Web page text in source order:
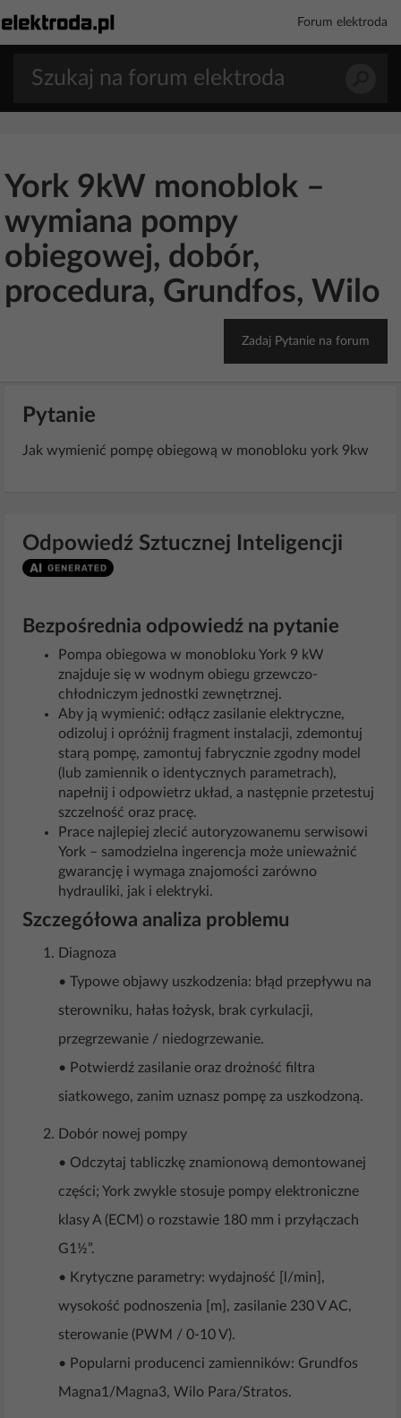
Forum elektroda
York 9kW monoblok –
wymiana pompy
obiegowej, dobór,
procedura, Grundfos, Wilo
Zadaj Pytanie na forum
Pytanie
Jak wymienić pompę obiegową w monobloku york 9kw
Odpowiedź Sztucznej Inteligencji
Bezpośrednia odpowiedź na pytanie
Pompa obiegowa w monobloku York 9 kW
znajduje się w wodnym obiegu grzewczo-
chłodniczym jednostki zewnętrznej.
Aby ją wymienić: odłącz zasilanie elektryczne,
odizoluj i opróżnij fragment instalacji, zdemontuj
starą pompę, zamontuj fabrycznie zgodny model
(lub zamiennik o identycznych parametrach),
napełnij i odpowietrz układ, a następnie przetestuj
szczelność oraz pracę.
Prace najlepiej zlecić autoryzowanemu serwisowi
York – samodzielna ingerencja może unieważnić
gwarancję i wymaga znajomości zarówno
hydrauliki, jak i elektryki.
Szczegółowa analiza problemu
Diagnoza
• Typowe objawy uszkodzenia: błąd przepływu na
sterowniku, hałas łożysk, brak cyrkulacji,
przegrzewanie / niedogrzewanie.
• Potwierdź zasilanie oraz drożność filtra
siatkowego, zanim uznasz pompę za uszkodzoną.
Dobór nowej pompy
• Odczytaj tabliczkę znamionową demontowanej
części; York zwykle stosuje pompy elektroniczne
klasy A (ECM) o rozstawie 180 mm i przyłączach
G1½”.
• Krytyczne parametry: wydajność [l/min],
wysokość podnoszenia [m], zasilanie 230 V AC,
sterowanie (PWM / 0-10 V).
• Popularni producenci zamienników: Grundfos
Magna1/Magna3, Wilo Para/Stratos.